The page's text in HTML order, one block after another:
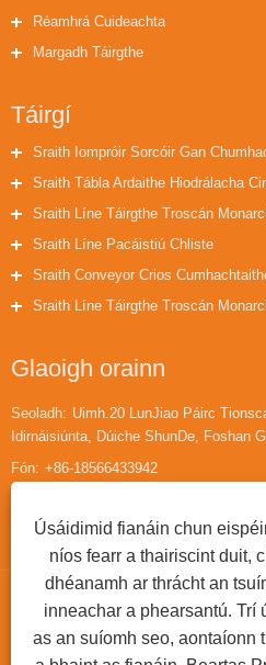
Réamhrá Cuideachta
Margadh Táirgthe
Táirgí
Sraith Iompróir Sorcóir Gan
Sraith Tábla Ardaithe Hiodrálacha
Sraith Líne Táirgthe Troscán
Sraith Líne Pacáistiú Chliste
Sraith Conveyor Crios
Sraith Líne Táirgthe Troscán
Glaoigh orainn
Seoladh: Uimh.20 LunJiao Páirc
Idirnáisiúnta, Dúiche ShunDe, Foshan
Fón: +86-18566433942
Cóipcheart © 2022 Guangdong Fortran
Sorcóir Gan Chumhacht, Tábla Ardaithe
Úsáidimid fianáin chun
níos fearr a thairiscint duit,
dhéanamh ar thrácht an
inneachar a phearsantú. Trí
as an suíomh seo, aontaíonn